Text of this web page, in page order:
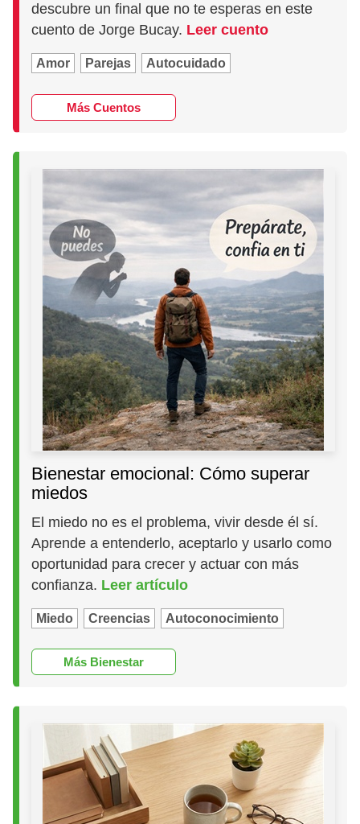
descubre un final que no te esperas en este
cuento de Jorge Bucay. Leer cuento
Amor Parejas Autocuidado
Más Cuentos
Bienestar emocional: Cómo superar
miedos
El miedo no es el problema, vivir desde él sí.
Aprende a entenderlo, aceptarlo y usarlo como
oportunidad para crecer y actuar con más
confianza. Leer artículo
Miedo Creencias Autoconocimiento
Más Bienestar